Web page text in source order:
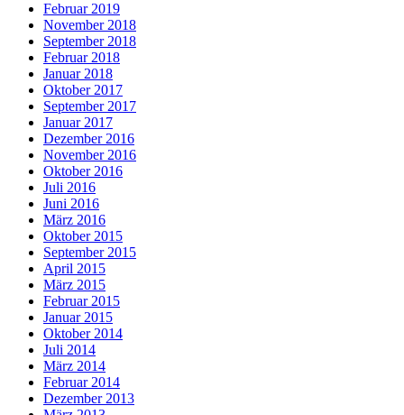
Februar 2019
November 2018
September 2018
Februar 2018
Januar 2018
Oktober 2017
September 2017
Januar 2017
Dezember 2016
November 2016
Oktober 2016
Juli 2016
Juni 2016
März 2016
Oktober 2015
September 2015
April 2015
März 2015
Februar 2015
Januar 2015
Oktober 2014
Juli 2014
März 2014
Februar 2014
Dezember 2013